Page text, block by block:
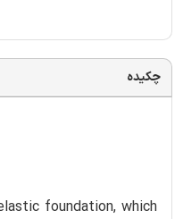
چکیده
foundation, which